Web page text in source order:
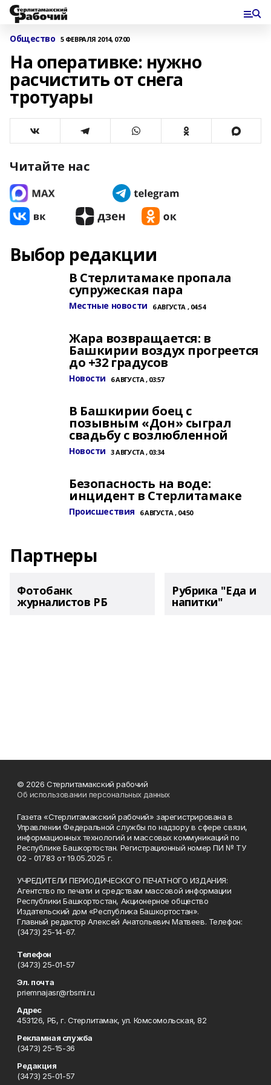
Общество 5 ФЕВРАЛЯ 2014, 07:00
На оперативке: нужно
расчистить от снега
тротуары
Читайте нас
Выбор редакции
В Стерлитамаке пропала
супружеская пара
Местные новости 6 АВГУСТА , 04:54
Жара возвращается: в
Башкирии воздух прогреется
до +32 градусов
Новости 6 АВГУСТА , 03:57
В Башкирии боец с
позывным «Дон» сыграл
свадьбу с возлюбленной
Новости 3 АВГУСТА , 03:34
Безопасность на воде:
инцидент в Стерлитамаке
Происшествия 6 АВГУСТА , 04:50
Партнеры
Фотобанк
журналистов РБ
Рубрика "Еда и
напитки"
© 2026 Стерлитамакский рабочий
Об использовании персональных данных
Газета «Стерлитамакский рабочий» зарегистрирована в
Управлении Федеральной службы по надзору в сфере связи,
информационных технологий и массовых коммуникаций по
Республике Башкортостан. Регистрационный номер ПИ № ТУ
02 - 01783 от 19.05.2025 г.
УЧРЕДИТЕЛИ ПЕРИОДИЧЕСКОГО ПЕЧАТНОГО ИЗДАНИЯ:
Агентство по печати и средствам массовой информации
Республики Башкортостан, Акционерное общество
Издательский дом «Республика Башкортостан».
Главный редактор Алексей Анатольевич Матвеев. Телефон:
(3473) 25-14-67.
Телефон
(3473) 25-01-57
Эл. почта
priemnajasr@rbsmi.ru
Адрес
453126, РБ, г. Стерлитамак, ул. Комсомольская, 82
Рекламная служба
(3473) 25-15-36
Редакция
(3473) 25-01-57